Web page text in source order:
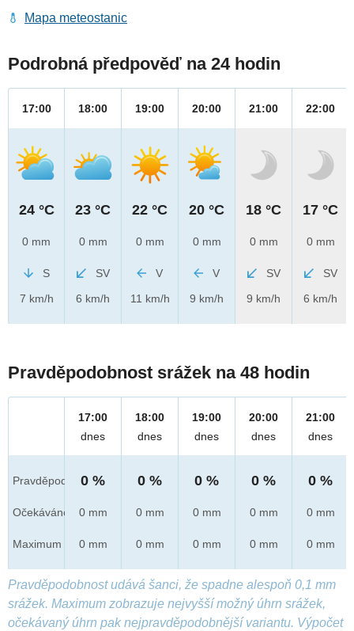
Mapa meteostanic
Podrobná předpověď na 24 hodin
17:00
24 °C
0 mm
S
7 km/h
18:00
23 °C
0 mm
SV
6 km/h
19:00
22 °C
0 mm
V
11 km/h
20:00
20 °C
0 mm
V
9 km/h
21:00
18 °C
0 mm
SV
9 km/h
22:00
17 °C
0 mm
SV
6 km/h
Pravděpodobnost srážek na 48 hodin
Pravděpod.
Očekáváno
Maximum
17:00
dnes
0 %
0 mm
0 mm
18:00
dnes
0 %
0 mm
0 mm
19:00
dnes
0 %
0 mm
0 mm
20:00
dnes
0 %
0 mm
0 mm
21:00
dnes
0 %
0 mm
0 mm
Pravděpodobnost udává šanci, že spadne alespoň 0,1 mm
srážek. Maximum zobrazuje nejvyšší možný úhrn srážek,
očekávaný úhrn pak nejpravděpodobnější variantu. Výpočet